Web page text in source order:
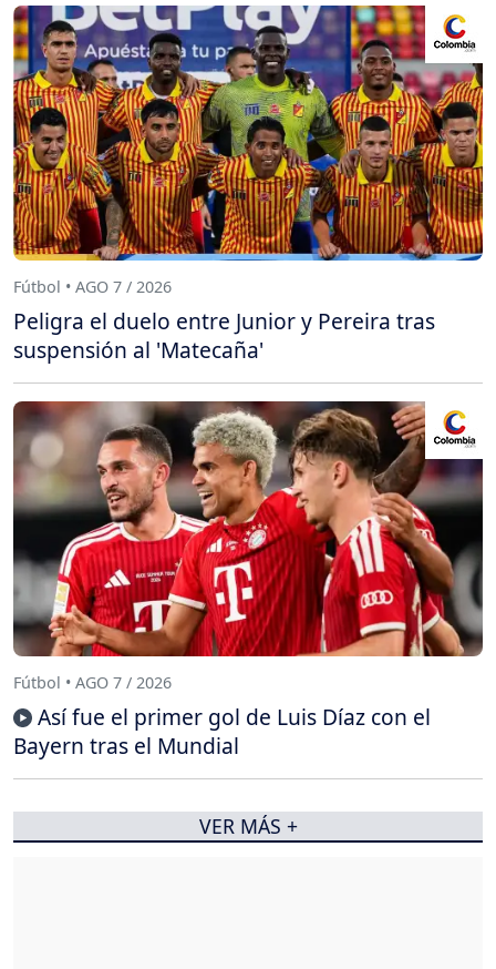
Fútbol • AGO 7 / 2026
Peligra el duelo entre Junior y Pereira tras
suspensión al 'Matecaña'
Fútbol • AGO 7 / 2026
Así fue el primer gol de Luis Díaz con el
Bayern tras el Mundial
VER MÁS +